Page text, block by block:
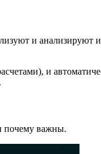
и анализируют
и
почему важны.